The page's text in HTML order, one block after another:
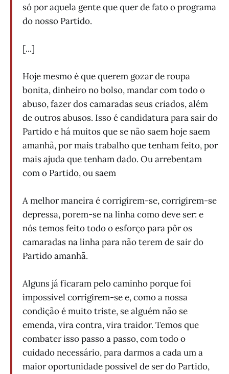
só por aquela gente que quer de fato o programa
do nosso Partido.
[...]
Hoje mesmo é que querem gozar de roupa
bonita, dinheiro no bolso, mandar com todo o
abuso, fazer dos camaradas seus criados, além
de outros abusos. Isso é candidatura para sair do
Partido e há muitos que se não saem hoje saem
amanhã, por mais trabalho que tenham feito, por
mais ajuda que tenham dado. Ou arrebentam
com o Partido, ou saem
A melhor maneira é corrigirem-se, corrigirem-se
depressa, porem-se na linha como deve ser: e
nós temos feito todo o esforço para pôr os
camaradas na linha para não terem de sair do
Partido amanhã.
Alguns já ficaram pelo caminho porque foi
impossível corrigirem-se e, como a nossa
condição é muito triste, se alguém não se
emenda, vira contra, vira traidor. Temos que
combater isso passo a passo, com todo o
cuidado necessário, para darmos a cada um a
maior oportunidade possível de ser do Partido,